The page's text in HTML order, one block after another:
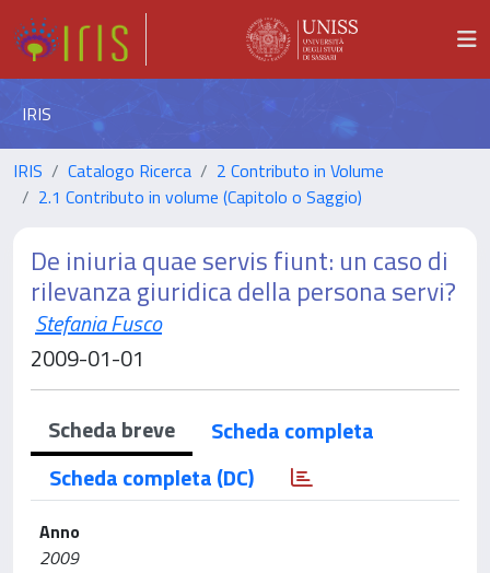
IRIS
IRIS Catalogo Ricerca
2 Contributo in Volume
2.1 Contributo in volume (Capitolo o Saggio)
De iniuria quae servis fiunt: un caso di
rilevanza giuridica della persona servi?
Stefania Fusco
2009-01-01
Scheda breve
Scheda completa
Scheda completa (DC)
Anno
2009